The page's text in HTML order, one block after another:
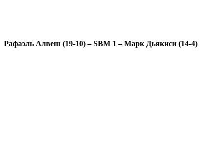
Рафаэль Алвеш (19-10) – SBM 1 – Марк Дьякиси (14-4)